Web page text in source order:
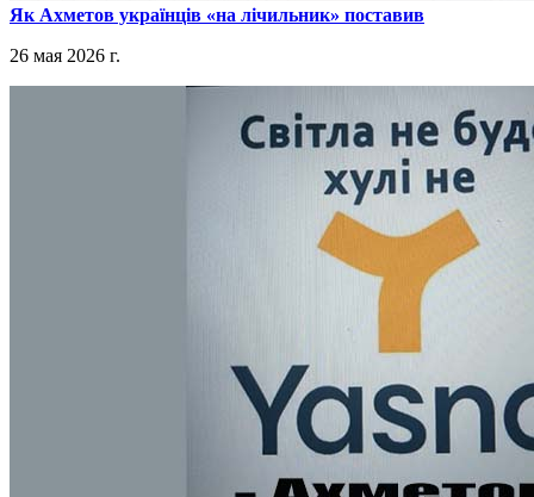
​Як Ахметов українців «на лічильник» поставив
26 мая 2026 г.